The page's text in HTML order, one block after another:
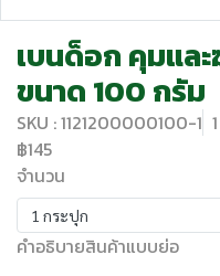
เบนด็อก คุมแล
ขนาด 100 กรัม
SKU : 1121200000100-1
฿145
จำนวน
1 กระปุก
คำอธิบายสินค้าแบบย่อ